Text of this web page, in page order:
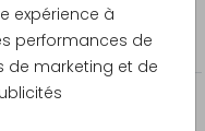
expérience à
performances de
de marketing et de